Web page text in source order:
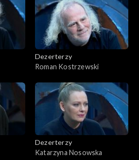
Dezerterzy
Roman Kostrzewski
Dezerterzy
Katarzyna Nosowska